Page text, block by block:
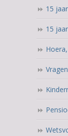
15
15